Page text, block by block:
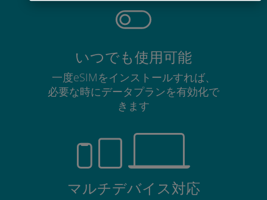
いつでも使用可能
一度eSIMをインストールすれば、
必要な時にデータプランを有効化で
きます
マルチデバイス対応